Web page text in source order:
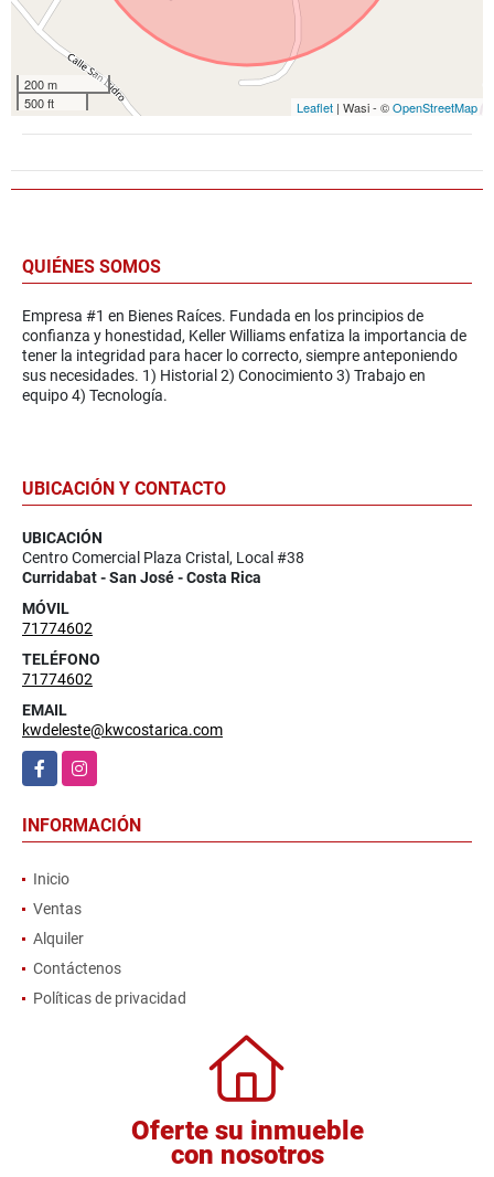
200 m
500 ft
Leaflet | Wasi - ©OpenStreetMap
QUIÉNES SOMOS
Empresa #1 en Bienes Raíces. Fundada en los principios de
confianza y honestidad, Keller Williams enfatiza la importancia de
tener la integridad para hacer lo correcto, siempre anteponiendo
sus necesidades. 1) Historial 2) Conocimiento 3) Trabajo en
equipo 4) Tecnología.
UBICACIÓN Y CONTACTO
UBICACIÓN
Centro Comercial Plaza Cristal, Local #38
Curridabat - San José - Costa Rica
MÓVIL
71774602
TELÉFONO
71774602
EMAIL
kwdeleste@kwcostarica.com
FacebookInstagram
INFORMACIÓN
Inicio
Ventas
Alquiler
Contáctenos
Políticas de privacidad
Oferte su inmueble
con nosotros